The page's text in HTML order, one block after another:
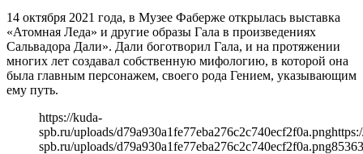
14 октября 2021 года, в Музее Фаберже открылась выставка
«Атомная Леда» и другие образы Гала в произведениях
Сальвадора Дали». Дали боготворил Гала, и на протяжении
многих лет создавал собственную мифологию, в которой она
была главным персонажем, своего рода Гением, указывающим
ему путь.
https://kuda-
spb.ru/uploads/d79a930a1fe77eba276c2c740ecf2f0a.png
spb.ru/uploads/d79a930a1fe77eba276c2c740ecf2f0a.png853